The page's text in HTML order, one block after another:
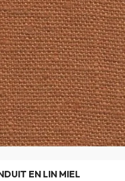
EN LIN MIEL